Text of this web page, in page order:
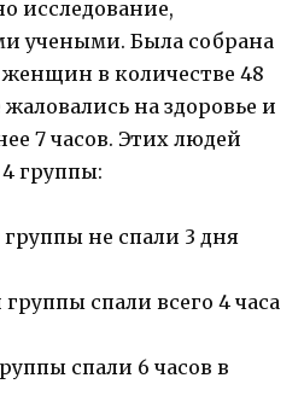
исследование,
учеными. Была собрана
в количестве 48
на здоровье и
7 часов. Этих людей
группы:
не спали 3 дня
спали всего 4 часа
спали 6 часов в